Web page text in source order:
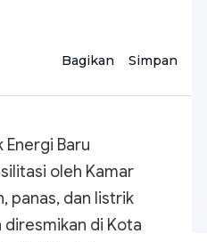
Bagikan Simpan
Baru
oleh Kamar
panas, dan listrik
di Kota